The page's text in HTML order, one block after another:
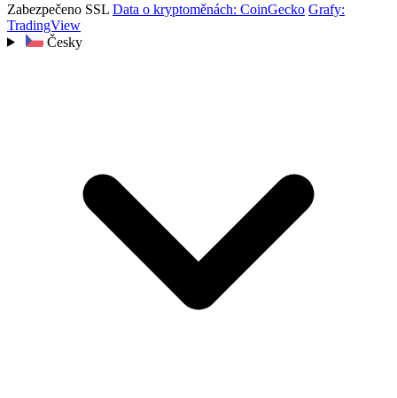
Zabezpečeno SSL Data o kryptoměnách: CoinGecko Grafy:
TradingView
Česky